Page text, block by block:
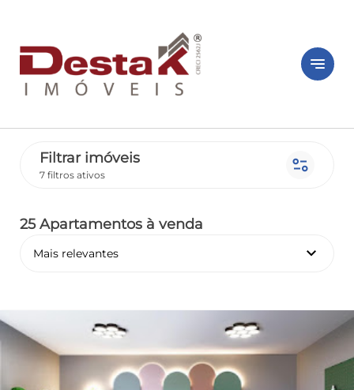
notes
Filtrar imóveis
7 filtros ativos page_info
25 Apartamentos à venda
Mais relevantes keyboard_arrow_down